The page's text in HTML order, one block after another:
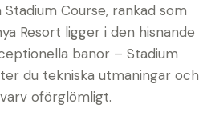
Course, rankad som
Resort ligger i den hisnande
banor – Stadium
du tekniska utmaningar och
oförglömligt.